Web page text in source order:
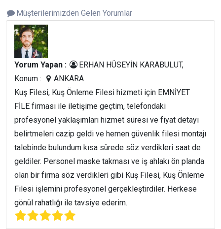
Müşterilerimizden Gelen Yorumlar
Yorum Yapan :
ERHAN HÜSEYİN KARABULUT,
Konum :
ANKARA
Kuş Filesi, Kuş Önleme Filesi hizmeti için EMNİYET
FİLE firması ile iletişime geçtim, telefondaki
profesyonel yaklaşımları hizmet süresi ve fiyat detayı
belirtmeleri cazip geldi ve hemen güvenlik filesi montajı
talebinde bulundum kısa sürede söz verdikleri saat de
geldiler. Personel maske takması ve iş ahlakı ön planda
olan bir firma söz verdikleri gibi Kuş Filesi, Kuş Önleme
Filesi işlemini profesyonel gerçekleştirdiler. Herkese
gönül rahatlığı ile tavsiye ederim.